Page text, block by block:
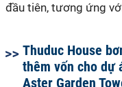
đầu tiên, tương ứng
Thuduc House
thêm vốn cho dự
Aster Garden